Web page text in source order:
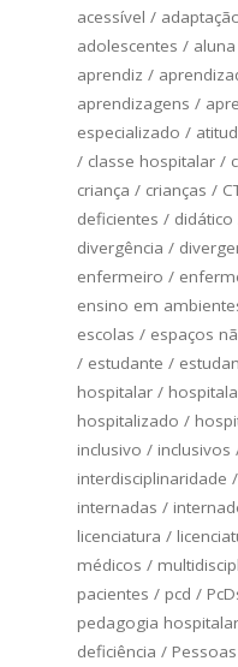
acessível /
adolescentes / aluna
aprendiz /
aprendizagens /
especializado /
/ classe hospitalar/
criança / crianças /
deficientes / didático
divergência /
enfermeiro /
ensino em
escolas / espaços
/ estudante /
hospitalar/
hospitalizado /
inclusivo / inclusivos
interdisciplinaridade /
internadas /
licenciatura /
médicos /
pacientes / pcd /
pedagogia hospitalar
deficiência /